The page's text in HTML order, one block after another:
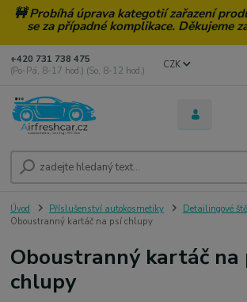
🚧 Probíhá úprava kategotií zařazení
se za případné komplikace. Děkujeme
CZK
+420 731 738 475
(Po-Pá, 8-17 hod.) (So, 8-12 hod.)
Úvod Příslušenství autokosmetiky
Detailingové
Oboustranný kartáč na psí chlupy
Oboustranný kartáč na
chlupy